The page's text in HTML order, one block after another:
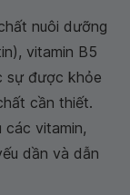
nuôi dưỡng
vitamin B5
sự được khỏe
cần thiết.
vitamin,
dần và dẫn